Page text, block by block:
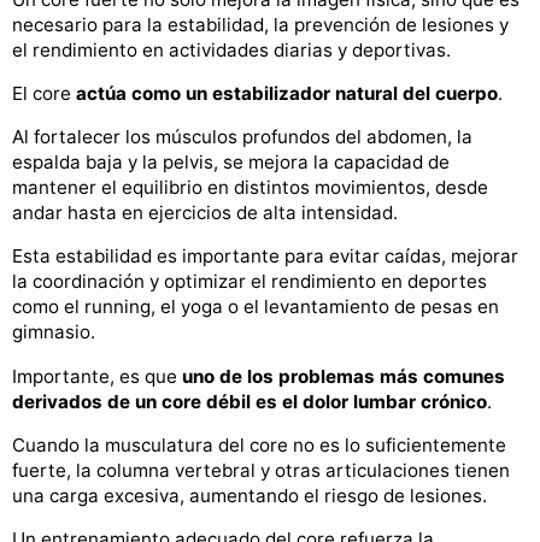
necesario para la estabilidad, la prevención de lesiones y
el rendimiento en actividades diarias y deportivas.
El core actúa como un estabilizador natural del cuerpo.
Al fortalecer los músculos profundos del abdomen, la
espalda baja y la pelvis, se mejora la capacidad de
mantener el equilibrio en distintos movimientos, desde
andar hasta en ejercicios de alta intensidad.
Esta estabilidad es importante para evitar caídas, mejorar
la coordinación y optimizar el rendimiento en deportes
como el running, el yoga o el levantamiento de pesas en
gimnasio.
Importante, es que uno de los problemas más comunes
derivados de un core débil es el dolor lumbar crónico.
Cuando la musculatura del core no es lo suficientemente
fuerte, la columna vertebral y otras articulaciones tienen
una carga excesiva, aumentando el riesgo de lesiones.